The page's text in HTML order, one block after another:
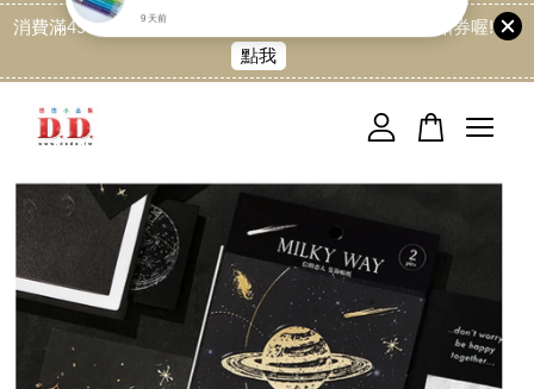
消費滿499免運喔, 記得加LINE:@dede168 領取專屬折扣券喔!
點我
您的購物車目前還是空的。
繼續購物